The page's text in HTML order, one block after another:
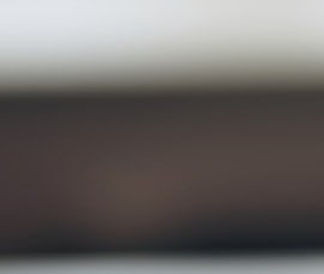
Insektenkönig